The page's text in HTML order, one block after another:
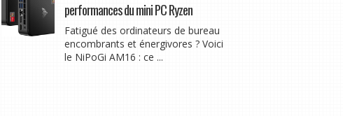
performances du mini PC Ryzen
Fatigué des ordinateurs de bureau
encombrants et énergivores ? Voici
le NiPoGi AM16 : ce ...